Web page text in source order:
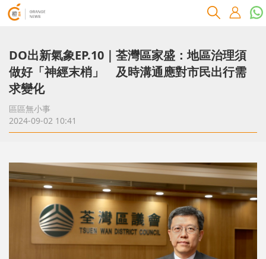
DO出新氣象EP.10｜荃灣區家盛：地區治理須
做好「神經末梢」 及時溝通應對市民出行需
求變化
區區無小事
2024-09-02 10:41